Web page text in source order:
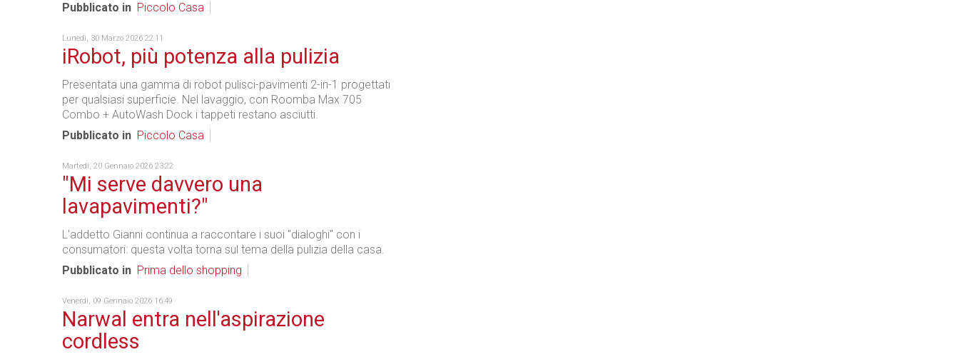
Pubblicato in Piccolo Casa
Lunedì, 30 Marzo 2026 22:11
iRobot, più potenza alla pulizia
Presentata una gamma di robot pulisci-pavimenti 2-in-1 progettati
per qualsiasi superficie. Nel lavaggio, con Roomba Max 705
Combo + AutoWash Dock i tappeti restano asciutti.
Pubblicato in Piccolo Casa
Martedì, 20 Gennaio 2026 23:22
"Mi serve davvero una
lavapavimenti?"
L'addetto Gianni continua a raccontare i suoi "dialoghi" con i
consumatori: questa volta torna sul tema della pulizia della casa.
Pubblicato in Prima dello shopping
Venerdì, 09 Gennaio 2026 16:49
Narwal entra nell'aspirazione
cordless